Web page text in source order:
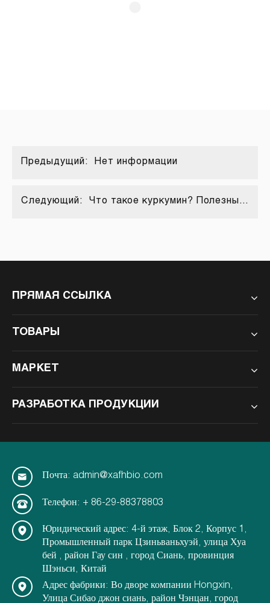
Предыдущий: Нет информации
Следующий:
Что такое куркумин? Полезные
ПРЯМАЯ ССЫЛКА
ТОВАРЫ
МАРКЕТ
РАЗРАБОТКА ПРОДУКЦИИ
Почта: admin@xafhbio.com
Телефон: + 86-29-88378803
Юридический адрес: 4-й этаж, Блок 2, Корпус 1,
Промышленный парк Цзиньваньхуэй, улица Хуа
бей , район Гау син , город Сиань, провинция
Шэньси, Китай
Адрес фабрики: Во дворе компании Hongxin,
Улица Сибао джон сиань, район Чэнцан, город